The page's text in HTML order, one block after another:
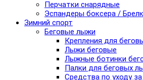
Перчатки снарядные
Эспандеры боксера /
Зимний спорт
Беговые лыжи
Крепления для
Лыжи беговые
Лыжные ботинки
Палки для беговых
Средства по уходу